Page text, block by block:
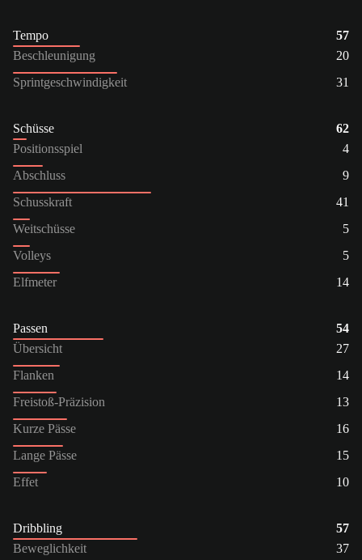
Tempo
57
Beschleunigung
20
Sprintgeschwindigkeit
31
Schüsse
62
Positionsspiel
4
Abschluss
9
Schusskraft
41
Weitschüsse
5
Volleys
5
Elfmeter
14
Passen
54
Übersicht
27
Flanken
14
Freistoß-Präzision
13
Kurze Pässe
16
Lange Pässe
15
Effet
10
Dribbling
57
Beweglichkeit
37